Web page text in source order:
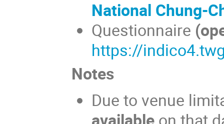
National Chung-
Questionnaire
https://
Notes
Due to venue